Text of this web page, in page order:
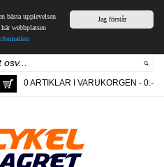
Jag förstår
bästa upplevelsen
webbplatsen
0 ARTIKLAR I VARUKORGEN - 0:-